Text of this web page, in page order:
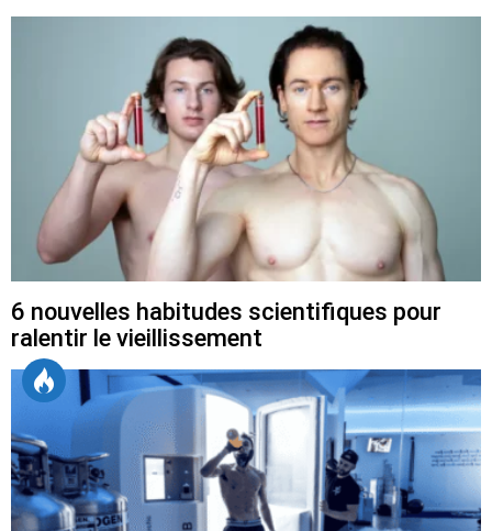
6 nouvelles habitudes scientifiques pour
ralentir le vieillissement